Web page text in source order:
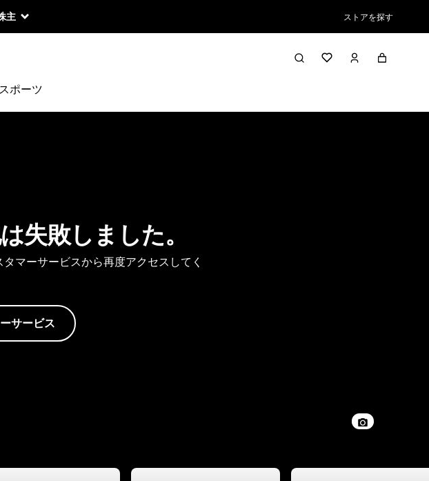
主 ストアを探す
スポーツ
失敗しました。
マーサービスから再度アクセスしてく
サービス